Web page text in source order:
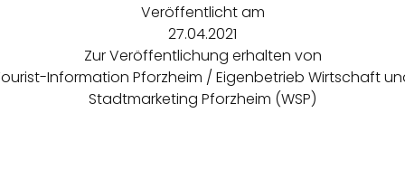
Veröffentlicht am
27.04.2021
Zur Veröffentlichung erhalten von
Information Pforzheim / Eigenbetrieb Wirtschaft
Stadtmarketing Pforzheim (WSP)